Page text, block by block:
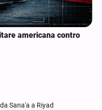
americana contro
Sana'a a Riyad